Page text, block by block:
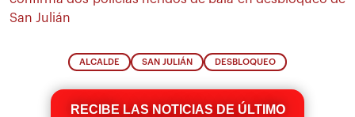
San Julián
ALCALDE SAN JULIÁN DESBLOQUEO
RECIBE LAS NOTICIAS DE ÚLTIMO